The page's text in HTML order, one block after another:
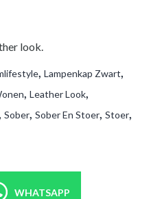
look.
, Lampenkap Zwart,
, Leather Look,
Sober, Sober En Stoer, Stoer,
WHATSAPP